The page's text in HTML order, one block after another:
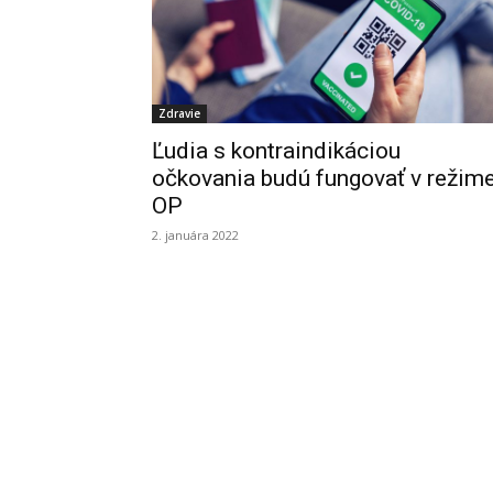
Zdravie
Ľudia s kontraindikáciou
očkovania budú fungovať v
OP
2. januára 2022